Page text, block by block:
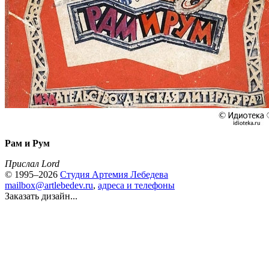
Рам и Рум
Прислал Lord
© 1995–2026 Студия Артемия Лебедева
mailbox@artlebedev.ru, адреса и телефоны
Заказать дизайн...